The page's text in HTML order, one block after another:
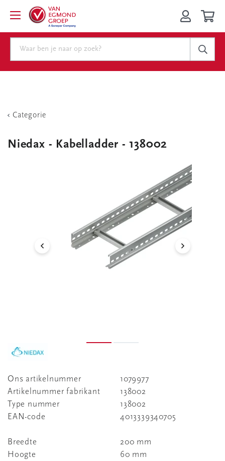
Categorie
Niedax - Kabelladder - 138002
Ons artikelnummer
1079977
Artikelnummer fabrikant
138002
Type nummer
138002
EAN-code
4013339340705
Breedte
200 mm
Hoogte
60 mm